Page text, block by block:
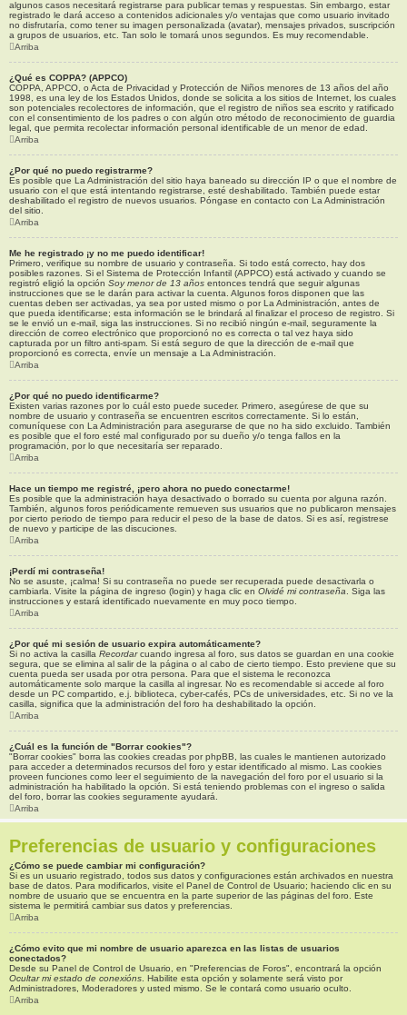
algunos casos necesitará registrarse para publicar temas y respuestas. Sin embargo, estar
registrado le dará acceso a contenidos adicionales y/o ventajas que como usuario invitado
no disfrutaría, como tener su imagen personalizada (avatar), mensajes privados, suscripción
a grupos de usuarios, etc. Tan solo le tomará unos segundos. Es muy recomendable.
Arriba
¿Qué es COPPA? (APPCO)
COPPA, APPCO, o Acta de Privacidad y Protección de Niños menores de 13 años del año
1998, es una ley de los Estados Unidos, donde se solicita a los sitios de Internet, los cuales
son potenciales recolectores de información, que el registro de niños sea escrito y ratificado
con el consentimiento de los padres o con algún otro método de reconocimiento de guardia
legal, que permita recolectar información personal identificable de un menor de edad.
Arriba
¿Por qué no puedo registrarme?
Es posible que La Administración del sitio haya baneado su dirección IP o que el nombre de
usuario con el que está intentando registrarse, esté deshabilitado. También puede estar
deshabilitado el registro de nuevos usuarios. Póngase en contacto con La Administración
del sitio.
Arriba
Me he registrado ¡y no me puedo identificar!
Primero, verifique su nombre de usuario y contraseña. Si todo está correcto, hay dos
posibles razones. Si el Sistema de Protección Infantil (APPCO) está activado y cuando se
registró eligió la opción Soy menor de 13 años entonces tendrá que seguir algunas
instrucciones que se le darán para activar la cuenta. Algunos foros disponen que las
cuentas deben ser activadas, ya sea por usted mismo o por La Administración, antes de
que pueda identificarse; esta información se le brindará al finalizar el proceso de registro. Si
se le envió un e-mail, siga las instrucciones. Si no recibió ningún e-mail, seguramente la
dirección de correo electrónico que proporcionó no es correcta o tal vez haya sido
capturada por un filtro anti-spam. Si está seguro de que la dirección de e-mail que
proporcionó es correcta, envíe un mensaje a La Administración.
Arriba
¿Por qué no puedo identificarme?
Existen varias razones por lo cuál esto puede suceder. Primero, asegúrese de que su
nombre de usuario y contraseña se encuentren escritos correctamente. Si lo están,
comuníquese con La Administración para asegurarse de que no ha sido excluido. También
es posible que el foro esté mal configurado por su dueño y/o tenga fallos en la
programación, por lo que necesitaría ser reparado.
Arriba
Hace un tiempo me registré, ¡pero ahora no puedo conectarme!
Es posible que la administración haya desactivado o borrado su cuenta por alguna razón.
También, algunos foros periódicamente remueven sus usuarios que no publicaron mensajes
por cierto periodo de tiempo para reducir el peso de la base de datos. Si es así, registrese
de nuevo y participe de las discuciones.
Arriba
¡Perdí mi contraseña!
No se asuste, ¡calma! Si su contraseña no puede ser recuperada puede desactivarla o
cambiarla. Visite la página de ingreso (login) y haga clic en Olvidé mi contraseña . Siga las
instrucciones y estará identificado nuevamente en muy poco tiempo.
Arriba
¿Por qué mi sesión de usuario expira automáticamente?
Si no activa la casilla Recordarcuando ingresa al foro, sus datos se guardan en una cookie
segura, que se elimina al salir de la página o al cabo de cierto tiempo. Esto previene que su
cuenta pueda ser usada por otra persona. Para que el sistema le reconozca
automáticamente solo marque la casilla al ingresar. No es recomendable si accede al foro
desde un PC compartido, e.j. biblioteca, cyber-cafés, PCs de universidades, etc. Si no ve la
casilla, significa que la administración del foro ha deshabilitado la opción.
Arriba
¿Cuál es la función de "Borrar cookies"?
"Borrar cookies" borra las cookies creadas por phpBB, las cuales le mantienen autorizado
para acceder a determinados recursos del foro y estar identificado al mismo. Las cookies
proveen funciones como leer el seguimiento de la navegación del foro por el usuario si la
administración ha habilitado la opción. Si está teniendo problemas con el ingreso o salida
del foro, borrar las cookies seguramente ayudará.
Arriba
Preferencias de usuario y configuraciones
¿Cómo se puede cambiar mi configuración?
Si es un usuario registrado, todos sus datos y configuraciones están archivados en nuestra
base de datos. Para modificarlos, visite el Panel de Control de Usuario; haciendo clic en su
nombre de usuario que se encuentra en la parte superior de las páginas del foro. Este
sistema le permitirá cambiar sus datos y preferencias.
Arriba
¿Cómo evito que mi nombre de usuario aparezca en las listas de usuarios
conectados?
Desde su Panel de Control de Usuario, en "Preferencias de Foros", encontrará la opción
Ocultar mi estado de conexións . Habilite esta opción y solamente será visto por
Administradores, Moderadores y usted mismo. Se le contará como usuario oculto.
Arriba